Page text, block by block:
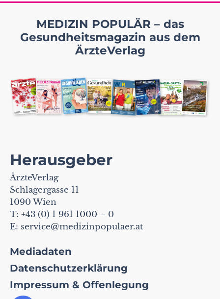
MEDIZIN POPULÄR – das
Gesundheitsmagazin aus dem
ÄrzteVerlag
Herausgeber
ÄrzteVerlag
Schlagergasse 11
1090 Wien
T: +43 (0) 1 961 1000 – 0
E: service@medizinpopulaer.at
Mediadaten
Datenschutzerklärung
Impressum & Offenlegung